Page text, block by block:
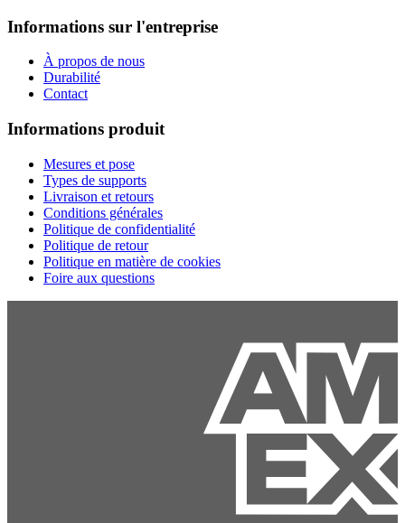
Informations sur l'entreprise
À propos de nous
Durabilité
Contact
Informations produit
Mesures et pose
Types de supports
Livraison et retours
Conditions générales
Politique de confidentialité
Politique de retour
Politique en matière de cookies
Foire aux questions